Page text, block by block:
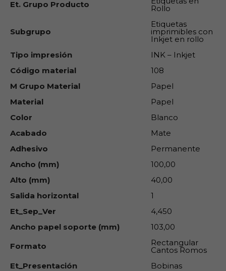
Et. Grupo Producto
Rollo
Subgrupo
Etiquetas
imprimibles con
Inkjet en rollo
Tipo impresión
INK – Inkjet
Código material
108
M Grupo Material
Papel
Material
Papel
Color
Blanco
Acabado
Mate
Adhesivo
Permanente
Ancho (mm)
100,00
Alto (mm)
40,00
Salida horizontal
1
Et_Sep_Ver
4,450
Ancho papel soporte (mm)
103,00
Formato
Rectangular
Cantos Romos
Et_Presentación
Bobinas